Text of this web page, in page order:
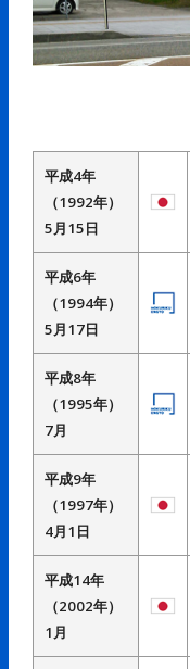
平成4年
（1992年）
5月15日
平成6年
（1994年）
5月17日
平成8年
（1995年）
7月
平成9年
（1997年）
4月1日
平成14年
（2002年）
1月